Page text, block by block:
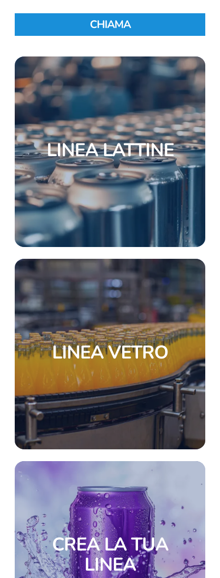
CHIAMA
LINEA LATTINE
LINEA VETRO
CREA LA TUA
LINEA